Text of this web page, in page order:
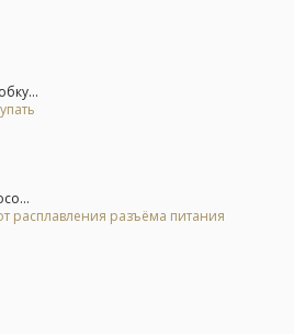
расплавления разъёма питания